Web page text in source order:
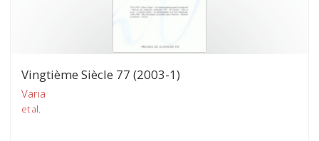
Vingtième Siècle 77 (2003-1)
Varia
et al.